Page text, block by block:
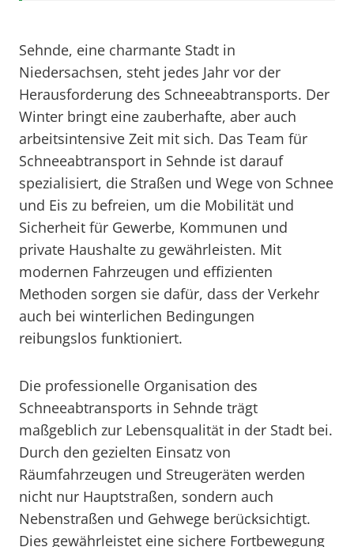
Sehnde, eine charmante Stadt in
Niedersachsen, steht jedes Jahr vor der
Herausforderung des Schneeabtransports. Der
Winter bringt eine zauberhafte, aber auch
arbeitsintensive Zeit mit sich. Das Team für
Schneeabtransport in Sehnde ist darauf
spezialisiert, die Straßen und Wege von Schnee
und Eis zu befreien, um die Mobilität und
Sicherheit für Gewerbe, Kommunen und
private Haushalte zu gewährleisten. Mit
modernen Fahrzeugen und effizienten
Methoden sorgen sie dafür, dass der Verkehr
auch bei winterlichen Bedingungen
reibungslos funktioniert.
Die professionelle Organisation des
Schneeabtransports in Sehnde trägt
maßgeblich zur Lebensqualität in der Stadt bei.
Durch den gezielten Einsatz von
Räumfahrzeugen und Streugeräten werden
nicht nur Hauptstraßen, sondern auch
Nebenstraßen und Gehwege berücksichtigt.
Dies gewährleistet eine sichere Fortbewegung